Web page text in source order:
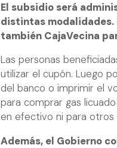
El subsidio será
distintas modalidades.
también CajaVecina
Las personas
utilizar el cupón. Luego
del banco o imprimir el
para comprar gas
en efectivo ni para otros
Además, el Gobierno